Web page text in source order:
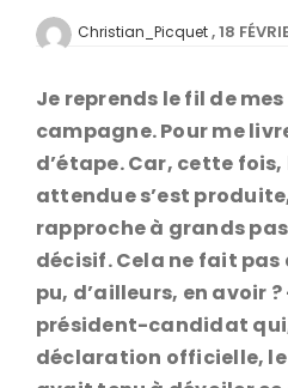
Christian_Picquet 18
Je reprends le fil de
campagne. Pour me
d’étape. Car, cette
attendue s’est
rapproche à grands
décisif. Cela ne fait pas
pu, d’ailleurs, en avoir
président-candidat
déclaration officielle, le